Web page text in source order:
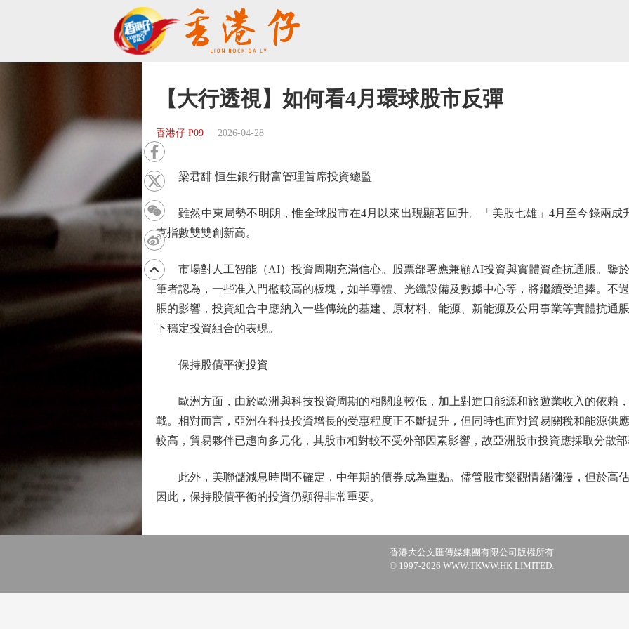
【大行透視】如何看4月環球股市反彈
香港仔 P09 2026-04-28
梁君馡 恒生銀行財富管理首席投資總監
雖然中東局勢不明朗，惟全球股市在4月以來出現顯著回升。「美股七雄」4月至今錄兩成
克指數雙雙創新高。
市場對人工智能（AI）投資周期充滿信心。股票部署應兼顧AI投資與實體資產抗通脹。鑒
筆者認為，一些准入門檻較高的板塊，如半導體、光纖設備及數據中心等，將繼續受追捧。不
脹的影響，投資組合中應納入一些傳統的基建、原材料、能源、新能源及公用事業等實體抗通
下穩定投資組合的表現。
保持股債平衡投資
歐洲方面，由於歐洲與科技投資周期的相關度較低，加上對進口能源和旅遊業收入的依賴
戰。相對而言，亞洲在科技投資增長的受惠程度正不斷提升，但同時也面對貿易關稅和能源供
較高，貿易夥伴已趨向多元化，其股市相對較不受外部因素影響，故亞洲股市投資應採取分散
此外，美聯儲減息時間不確定，中年期的債券成為重點。儘管股市樂觀情緒瀰漫，但於高
因此，保持股債平衡的投資仍顯得非常重要。
香港大公文匯傳媒集團有限公司版權所有
© 1997-2026 WWW.TKWW.HK LIMITED.